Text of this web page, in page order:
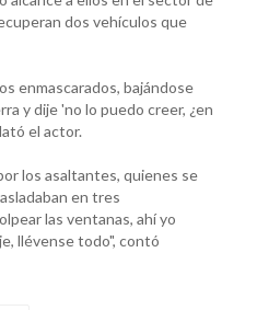
dos vehículos que
enmascarados, bajándose
y dije 'no lo puedo creer, ¿en
el actor.
los asaltantes, quienes se
en tres
las ventanas, ahí yo
llévense todo", contó